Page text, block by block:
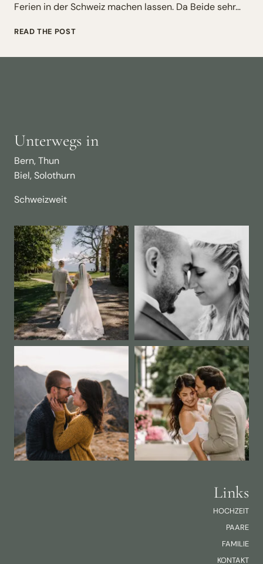
Ferien in der Schweiz machen lassen. Da Beide sehr…
READ THE POSTVERLOBUNGSSHOTING
Unterwegs in
Bern, Thun
Biel, Solothurn
Schweizweit
Links
HOCHZEIT
PAARE
FAMILIE
KONTAKT